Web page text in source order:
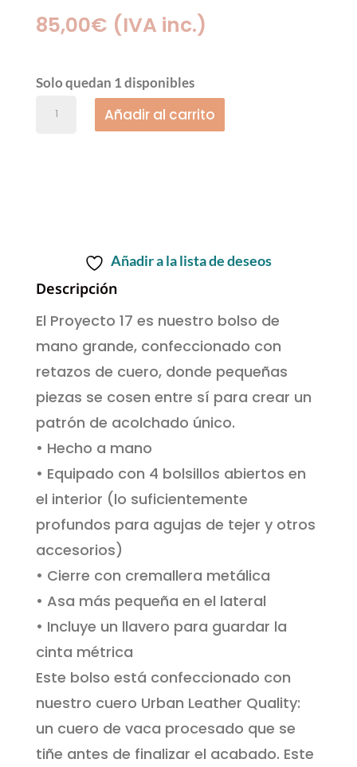
85,00€ (IVA inc.)
Solo quedan 1 disponibles
Añadir al carrito
Añadir a la lista de deseos
Descripción
El Proyecto 17 es nuestro bolso de
mano grande, confeccionado con
retazos de cuero, donde pequeñas
piezas se cosen entre sí para crear un
patrón de acolchado único.
• Hecho a mano
• Equipado con 4 bolsillos abiertos en
el interior (lo suficientemente
profundos para agujas de tejer y otros
accesorios)
• Cierre con cremallera metálica
• Asa más pequeña en el lateral
• Incluye un llavero para guardar la
cinta métrica
Este bolso está confeccionado con
nuestro cuero Urban Leather Quality:
un cuero de vaca procesado que se
tiñe antes de finalizar el acabado. Este